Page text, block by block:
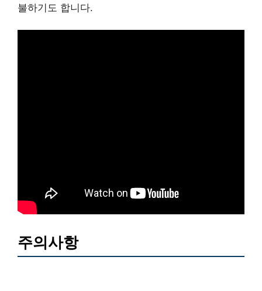
불하기도 합니다.
주의사항